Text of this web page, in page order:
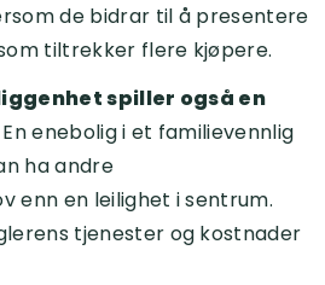
de bidrar til å presentere
tiltrekker flere kjøpere.
spiller også en
enebolig i et familievennlig
ha andre
enn en leilighet i sentrum.
tjenester og kostnader